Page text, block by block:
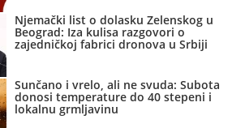
Njemački list o dolasku Zelenskog u
Beograd: Iza kulisa razgovori o
zajedničkoj fabrici dronova u Srbiji
Sunčano i vrelo, ali ne svuda: Subota
donosi temperature do 40 stepeni i
lokalnu grmljavinu